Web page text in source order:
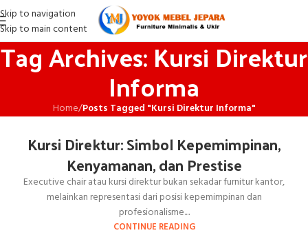
Skip to navigation
Skip to main content
Tag Archives: Kursi Direktur
Informa
Home/Posts Tagged "Kursi Direktur Informa"
Kursi Direktur: Simbol Kepemimpinan,
Kenyamanan, dan Prestise
Executive chair atau kursi direktur bukan sekadar furnitur kantor,
melainkan representasi dari posisi kepemimpinan dan
profesionalisme....
CONTINUE READING